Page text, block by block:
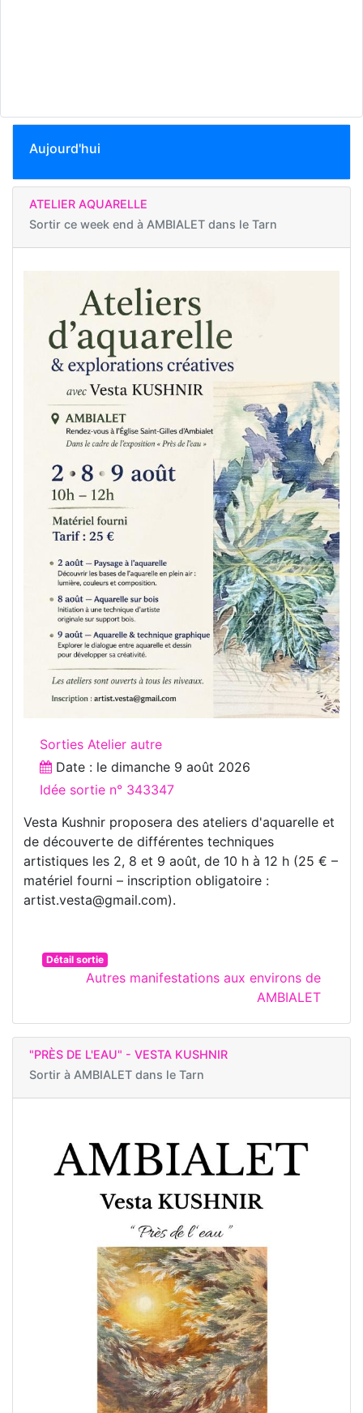
Aujourd'hui
ATELIER AQUARELLE
Sortir ce week end à AMBIALET dans le Tarn
Sorties Atelier autre
Date : le dimanche 9 août 2026
Idée sortie n° 343347
Vesta Kushnir proposera des ateliers d'aquarelle et
de découverte de différentes techniques
artistiques les 2, 8 et 9 août, de 10 h à 12 h (25 € –
matériel fourni – inscription obligatoire :
artist.vesta@gmail.com).
Détail sortie
Autres manifestations aux environs de
AMBIALET
"PRÈS DE L'EAU" - VESTA KUSHNIR
Sortir à AMBIALET dans le Tarn